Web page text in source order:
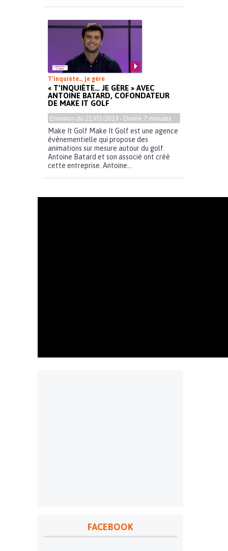
T’inquiète… je gère
« T’INQUIÈTE… JE GÈRE » AVEC
ANTOINE BATARD, COFONDATEUR
DE MAKE IT GOLF
Emission du 21/03/2019 - Durée 7 minutes
Make It Golf Make It Golf est une agence
évènementielle qui propose des
animations sur mesure autour du golf.
Antoine Batard et son associé ont créé
cette entreprise. Antoine...
FACEBOOK